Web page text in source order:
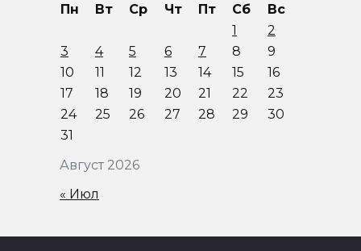
Август 2026
Пн Вт Ср Чт Пт Сб
Вс
1
2
3
4 5 6 7 8
9
10
11 12 13 14 15
16
17
18 19 20 21 22
23
24
25 26 27 28 29
30
31
« Июл